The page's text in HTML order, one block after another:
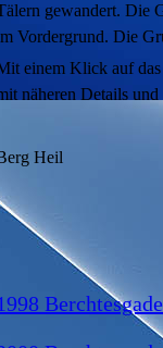
gewandert. Die
Vordergrund. Die
einem Klick auf das
näheren Details
Heil